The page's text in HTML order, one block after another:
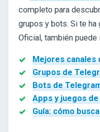
completo para
grupos y bots. Si te
Oficial, también puede
Mejores canales
Grupos de
Bots de
Apps y juegos
Guía: cómo